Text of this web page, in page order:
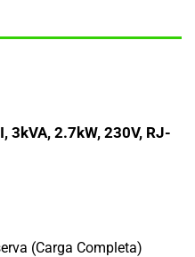
3kVA, 2.7kW, 230V, RJ-
(Carga Completa)